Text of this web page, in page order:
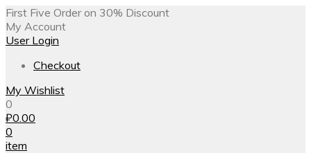
First Five Order on 30% Discount
My Account
User Login
Checkout
My Wishlist
0
₽0.00
0
item